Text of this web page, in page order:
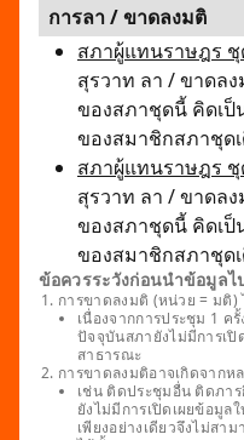
การลา / ขาดลงมติ
สภาผู้แทนราษฎร
สุรวาท ลา / ขาดล
ของสภาชุดนี้ คิดเป็
ของสมาชิกสภาชุดเ
สภาผู้แทนราษฎร
สุรวาท ลา / ขาดล
ของสภาชุดนี้ คิดเป็
ของสมาชิกสภาชุดเ
ข้อควรระวังก่อนนำข้อมูลไ
การขาดลงมติ (หน่วย = มติ)
เนื่องจากการประชุม 1 ค
ปัจจุบันสภายังไม่มีการเปิ
สาธารณะ
การขาดลงมติอาจเกิดจากห
เช่น ติดประชุมอื่น ติดภา
ยังไม่มีการเปิดเผยข้อมู
เพียงอย่างเดียวจึงไม่สา